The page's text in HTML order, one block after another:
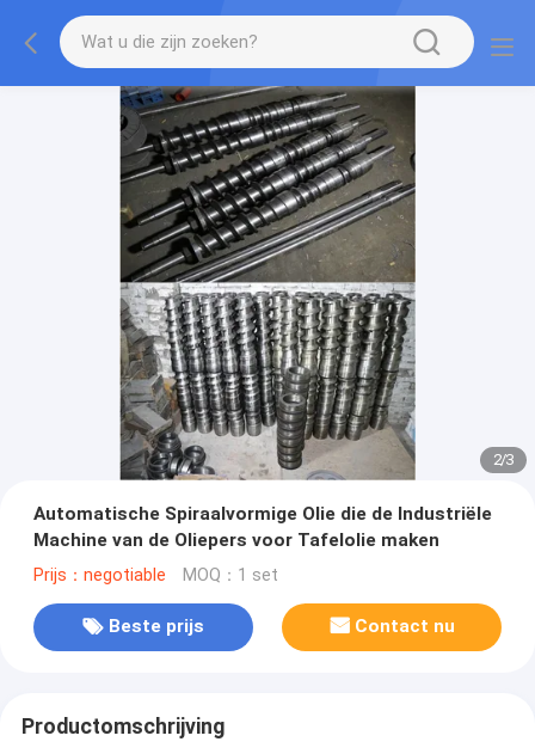
2/3
Automatische Spiraalvormige Olie die de Industriële
Machine van de Oliepers voor Tafelolie maken
Prijs：negotiable MOQ：1 set
Beste prijs Contact nu
Productomschrijving